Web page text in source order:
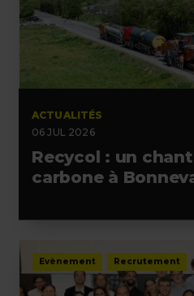
ACTUALITÉS
06 JUL 2026
Recycol : un
carbone à
Evènement Recrutement